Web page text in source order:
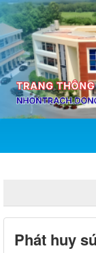
Phát huy